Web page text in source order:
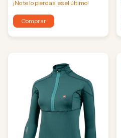
¡No te lo pierdas, es el último!
Comprar